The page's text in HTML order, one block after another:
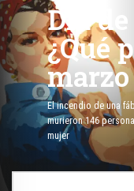
Día
¿Qué
marzo
El incendio de una
murieron 146
mujer